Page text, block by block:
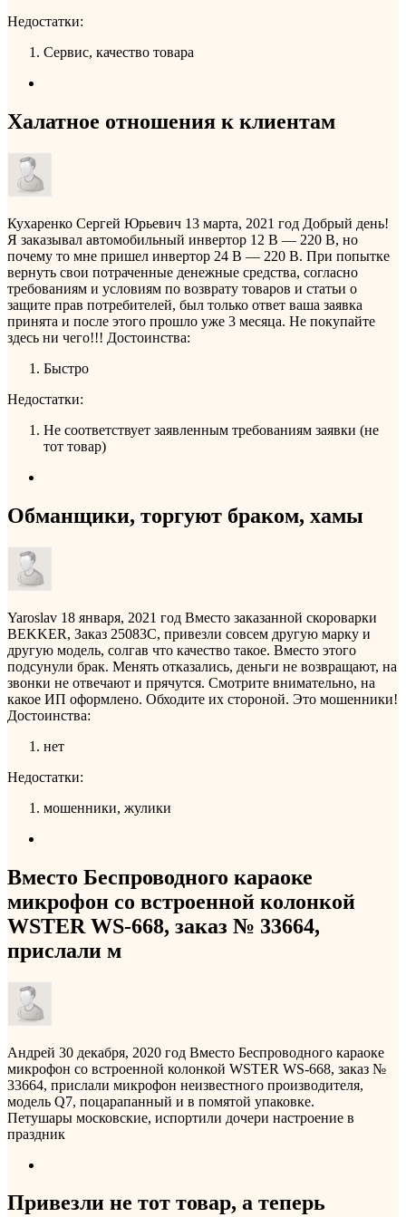
Недостатки:
Сервис, качество товара
Халатное отношения к клиентам
Кухаренко Сергей Юрьевич 13 марта, 2021 год Добрый день!
Я заказывал автомобильный инвертор 12 В —​ 220 В, но
почему то мне пришел​ инвертор 24​ В —​ 220 В. При попытке
вернуть свои потраченные денежные средства, согласно
требованиям и условиям по возврату товаров и статьи о
защите прав потребителей, был только ответ ваша заявка
принята и после этого прошло уже 3 месяца. Не покупайте
здесь ни чего!!! Достоинства:
Быстро
Недостатки:
Не соответствует заявленным требованиям заявки (не
тот товар)
Обманщики, торгуют браком, хамы
Yaroslav 18 января, 2021 год Вместо заказанной скороварки
BEKKER, Заказ 25083С, привезли совсем другую марку и
другую модель, солгав что качество такое. Вместо этого
подсунули брак. Менять отказались, деньги не возвращают, на
звонки не отвечают и прячутся. Смотрите внимательно, на
какое ИП оформлено. Обходите их стороной. Это мошенники!
Достоинства:
нет
Недостатки:
мошенники, жулики
Вместо Беспроводного караоке
микрофон со встроенной колонкой
WSTER WS-668, заказ № 33664,
прислали м
Андрей 30 декабря, 2020 год Вместо Беспроводного караоке
микрофон со встроенной колонкой WSTER WS-668, заказ №
33664, прислали микрофон неизвестного производителя,
модель Q7, поцарапанный и в помятой упаковке.
Петушары московские, испортили дочери настроение в
праздник
Привезли не тот товар, а теперь